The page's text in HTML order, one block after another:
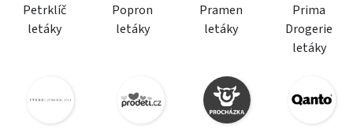
Petrklíč
letáky
Popron
letáky
Pramen
letáky
Prima
Drogerie
letáky